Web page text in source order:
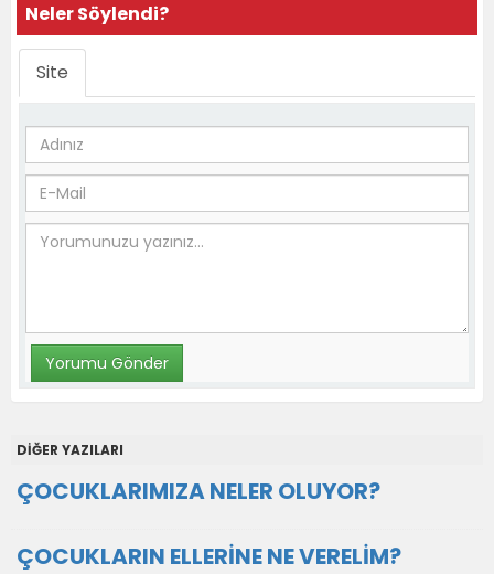
Neler Söylendi?
Site
DİĞER YAZILARI
ÇOCUKLARIMIZA NELER OLUYOR?
ÇOCUKLARIN ELLERİNE NE VERELİM?